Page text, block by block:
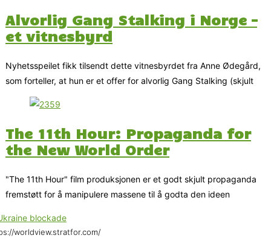
Alvorlig Gang Stalking i Norge –
et vitnesbyrd
Nyhetsspeilet fikk tilsendt dette vitnesbyrdet fra Anne Ødegård,
som forteller, at hun er et offer for alvorlig Gang Stalking (skjult
The 11th Hour: Propaganda for
the New World Order
"The 11th Hour" film produksjonen er et godt skjult propaganda
fremstøtt for å manipulere massene til å godta den ideen
worldview.stratfor.com/